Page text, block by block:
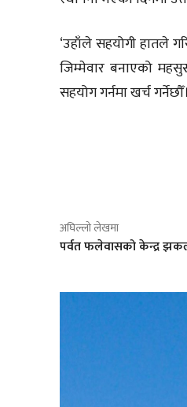
‘उहाँले सहयोगी हातले
जिम्मेवार बनाएको
सहयोग गर्नमा खर्च
अघिल्लो लेखमा
पर्वत फलेवासको केन्द्र